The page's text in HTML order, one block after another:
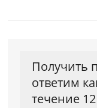
Получить
ответим
течение